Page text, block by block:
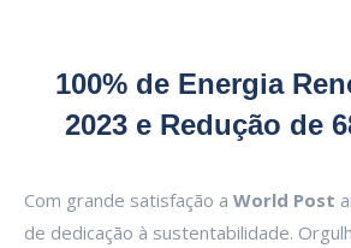
100% de Energia
2023 e Redução de
Com grande satisfação a World Post
de dedicação à sustentabilidade.